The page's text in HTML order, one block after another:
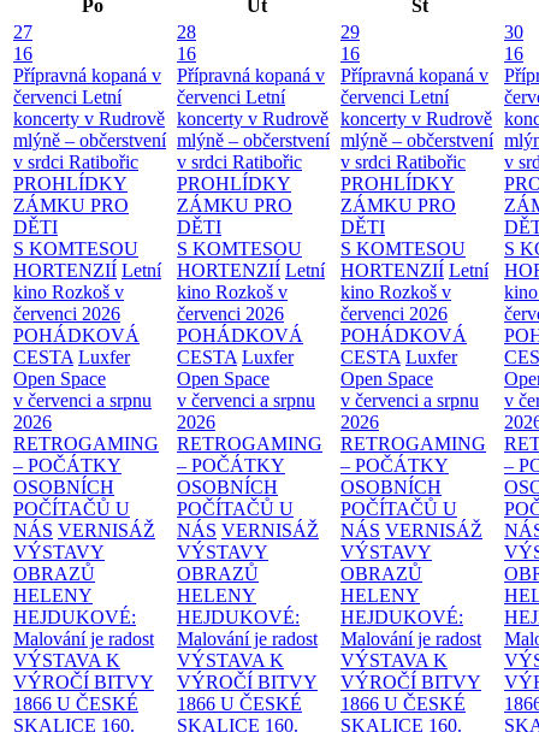
Po Út
St
27
16
Přípravná kopaná v
červenci Letní
koncerty v Rudrově
mlýně – občerstvení
v srdci Ratibořic
PROHLÍDKY
ZÁMKU PRO
DĚTI
S KOMTESOU
HORTENZIÍ Letní
kino Rozkoš v
červenci 2026
POHÁDKOVÁ
CESTA Luxfer
Open Space
v červenci a srpnu
2026
RETROGAMING
– POČÁTKY
OSOBNÍCH
POČÍTAČŮ U
NÁS VERNISÁŽ
VÝSTAVY
OBRAZŮ
HELENY
HEJDUKOVÉ:
Malování je radost
VÝSTAVA K
VÝROČÍ BITVY
1866 U ČESKÉ
SKALICE 160.
28
16
Přípravná kopaná v
červenci Letní
koncerty v Rudrově
mlýně – občerstvení
v srdci Ratibořic
PROHLÍDKY
ZÁMKU PRO
DĚTI
S KOMTESOU
HORTENZIÍ Letní
kino Rozkoš v
červenci 2026
POHÁDKOVÁ
CESTA Luxfer
Open Space
v červenci a srpnu
2026
RETROGAMING
– POČÁTKY
OSOBNÍCH
POČÍTAČŮ U
NÁS VERNISÁŽ
VÝSTAVY
OBRAZŮ
HELENY
HEJDUKOVÉ:
Malování je radost
VÝSTAVA K
VÝROČÍ BITVY
1866 U ČESKÉ
SKALICE 160.
29
16
Přípravná kopaná v
červenci Letní
koncerty v Rudrově
mlýně – občerstvení
v srdci Ratibořic
PROHLÍDKY
ZÁMKU PRO
DĚTI
S KOMTESOU
HORTENZIÍ Letní
kino Rozkoš v
červenci 2026
POHÁDKOVÁ
CESTA Luxfer
Open Space
v červenci a srpnu
2026
RETROGAMING
– POČÁTKY
OSOBNÍCH
POČÍTAČŮ U
NÁS VERNISÁŽ
VÝSTAVY
OBRAZŮ
HELENY
HEJDUKOVÉ:
Malování je radost
VÝSTAVA K
VÝROČÍ BITVY
1866 U ČESKÉ
SKALICE 160.
30
16
v
S
v
–